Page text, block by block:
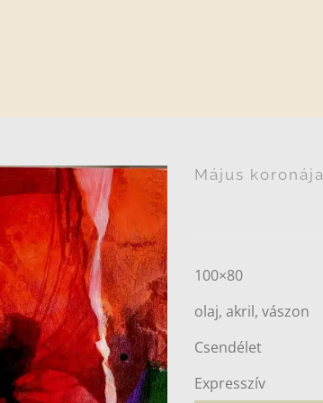
Május koronája
100×80
olaj, akril, vászon
Csendélet
Expresszív